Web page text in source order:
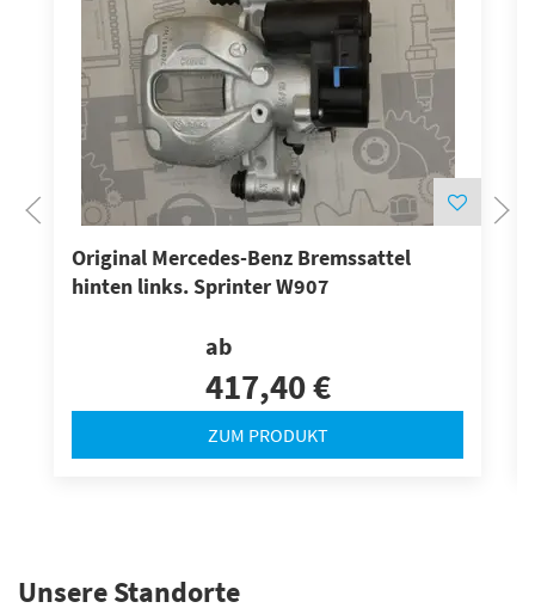
Original Mercedes-Benz Bremssattel
hinten links. Sprinter W907
ab
417,40 €
ZUM PRODUKT
Unsere Standorte